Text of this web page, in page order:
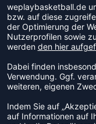
Dieses
die
bei dem du
ist, mit maximaler